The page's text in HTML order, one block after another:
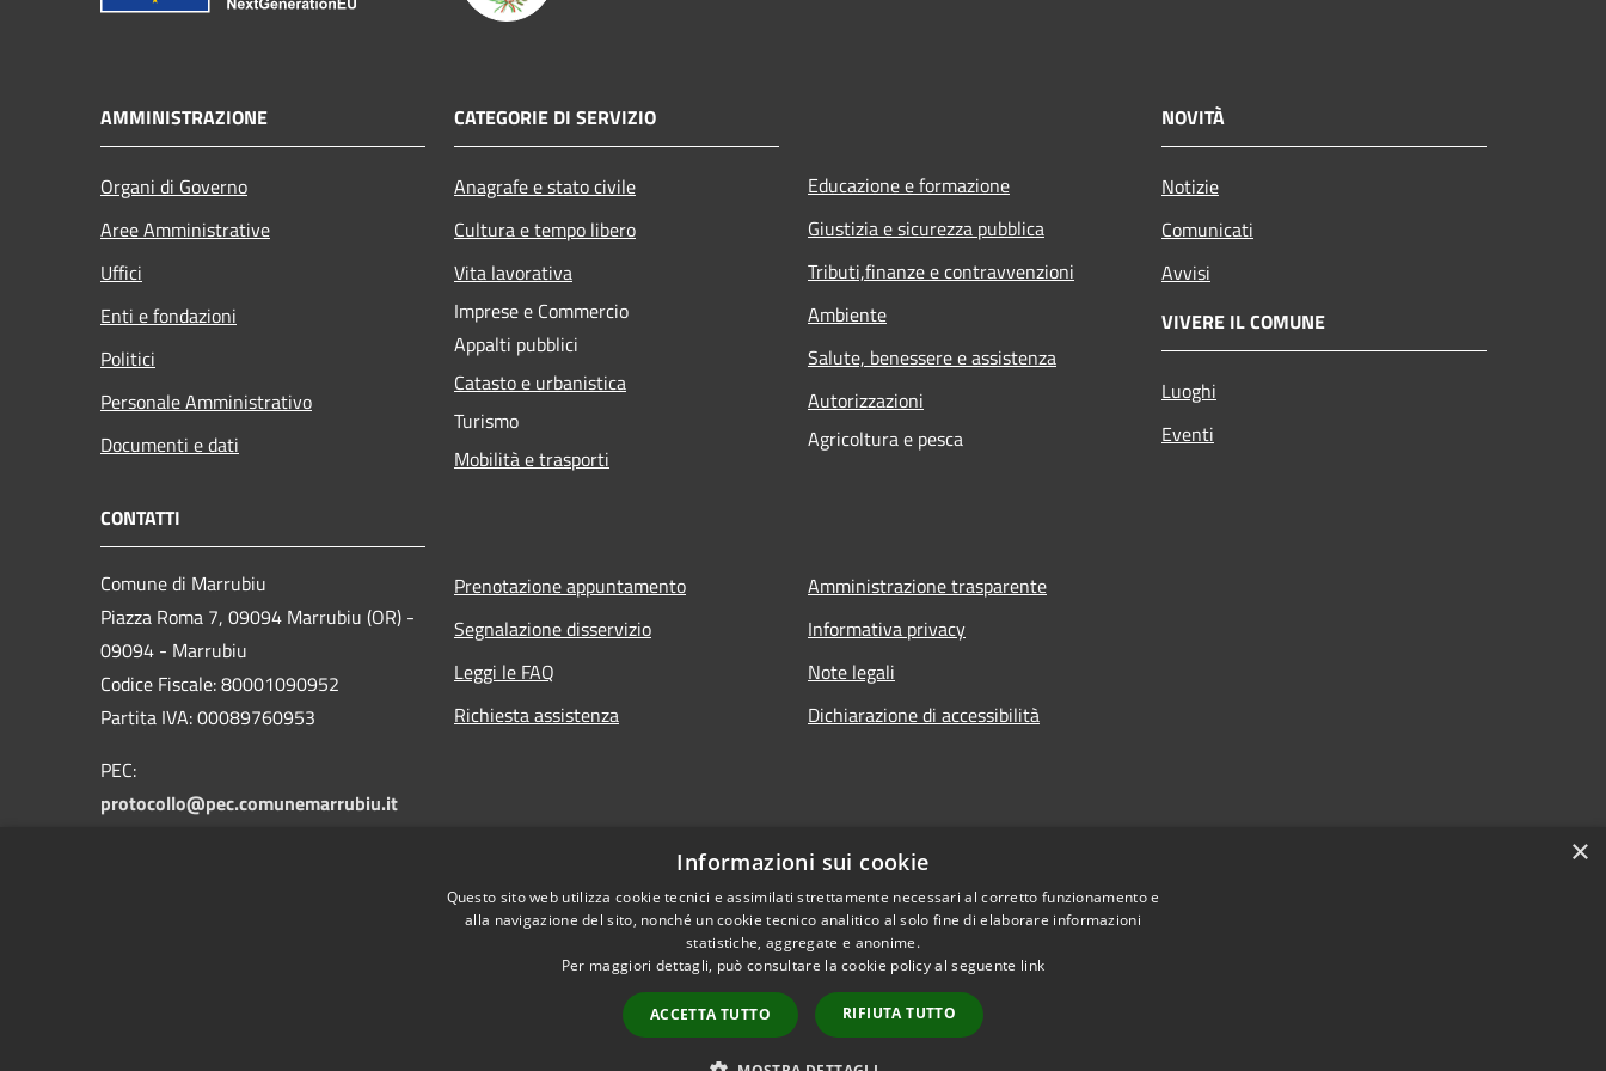
AMMINISTRAZIONE
Organi di Governo
Aree Amministrative
Uffici
Enti e fondazioni
Politici
Personale Amministrativo
Documenti e dati
CATEGORIE DI SERVIZIO
Anagrafe e stato civile
Cultura e tempo libero
Vita lavorativa
Imprese e Commercio
Appalti pubblici
Catasto e urbanistica
Turismo
Mobilità e trasporti
Educazione e formazione
Giustizia e sicurezza pubblica
Tributi,finanze e contravvenzioni
Ambiente
Salute, benessere e assistenza
Autorizzazioni
Agricoltura e pesca
NOVITÀ
Notizie
Comunicati
Avvisi
VIVERE IL COMUNE
Luoghi
Eventi
CONTATTI
Comune di Marrubiu
Piazza Roma 7, 09094 Marrubiu (OR) -
09094 - Marrubiu
Codice Fiscale: 80001090952
Partita IVA: 00089760953
PEC:
protocollo@pec.comunemarrubiu.it
Prenotazione appuntamento
Segnalazione disservizio
Leggi le FAQ
Richiesta assistenza
Amministrazione trasparente
Informativa privacy
Note legali
Dichiarazione di accessibilità
×
Informazioni sui cookie
Questo sito web utilizza cookie tecnici e assimilati strettamente necessari al corretto funzionamento e
alla navigazione del sito, nonché un cookie tecnico analitico al solo fine di elaborare informazioni
statistiche, aggregate e anonime.
Per maggiori dettagli, può consultare la cookie policy al seguente link
ACCETTA TUTTO RIFIUTA TUTTO